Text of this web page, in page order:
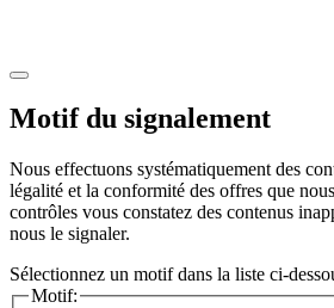
Motif du signalement
Nous effectuons systématiquement des
légalité et la conformité des offres que
contrôles vous constatez des contenus
nous le signaler.
Sélectionnez un motif dans la liste ci-
Motif: